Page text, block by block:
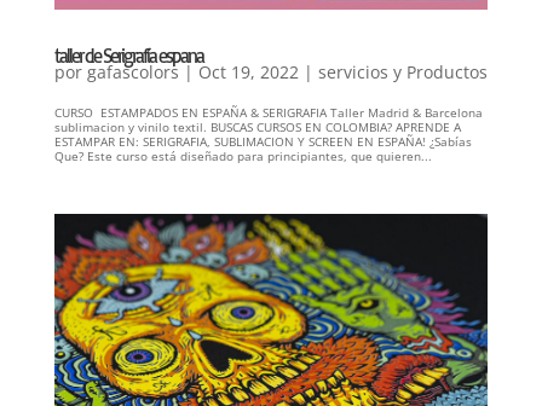
taller de Serigrafía espana
por gafascolors | Oct 19, 2022 | servicios y Productos
CURSO ESTAMPADOS EN ESPAÑA & SERIGRAFIA Taller Madrid & Barcelona
sublimacion y vinilo textil. BUSCAS CURSOS EN COLOMBIA? APRENDE A
ESTAMPAR EN: SERIGRAFIA, SUBLIMACION Y SCREEN EN ESPAÑA! ¿Sabías
Que? Este curso está diseñado para principiantes, que quieren...